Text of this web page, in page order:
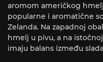
aromom američkog
popularne i aromatične
Zelanda. Na zapadnoj
hmelj u pivu, a na
imaju balans između